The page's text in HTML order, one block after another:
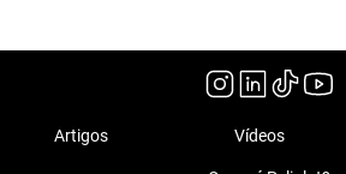
Artigos Vídeos